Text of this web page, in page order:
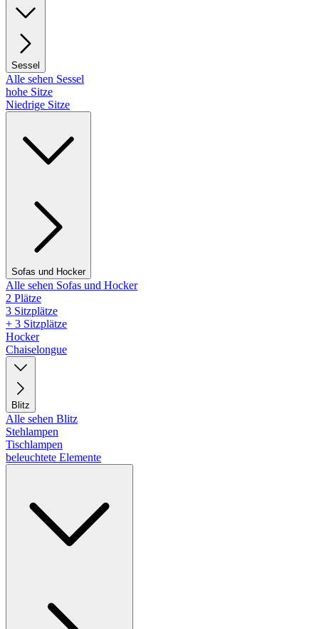
Sessel
Alle sehen Sessel
hohe Sitze
Niedrige Sitze
Sofas und Hocker
Alle sehen Sofas und Hocker
2 Plätze
3 Sitzplätze
+ 3 Sitzplätze
Hocker
Chaiselongue
Blitz
Alle sehen Blitz
Stehlampen
Tischlampen
beleuchtete Elemente